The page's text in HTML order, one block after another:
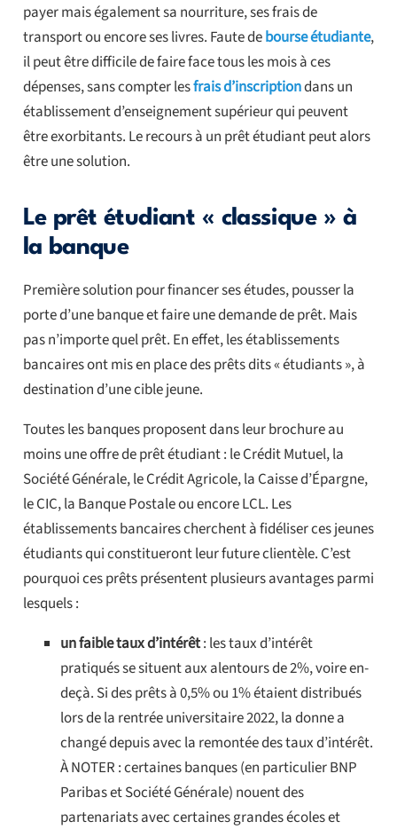
payer mais également sa nourriture, ses frais de
transport ou encore ses livres. Faute debourse étudiante,
il peut être difficile de faire face tous les mois à ces
dépenses, sans compter lesfrais d’inscriptiondans un
établissement d’enseignement supérieur qui peuvent
être exorbitants. Le recours à un prêt étudiant peut alors
être une solution.
Le prêt étudiant « classique » à
la banque
Première solution pour financer ses études, pousser la
porte d’une banque et faire une demande de prêt. Mais
pas n’importe quel prêt. En effet, les établissements
bancaires ont mis en place des prêts dits « étudiants », à
destination d’une cible jeune.
Toutes les banques proposent dans leur brochure au
moins une offre de prêt étudiant : le Crédit Mutuel, la
Société Générale, le Crédit Agricole, la Caisse d’Épargne,
le CIC, la Banque Postale ou encore LCL. Les
établissements bancaires cherchent à fidéliser ces jeunes
étudiants qui constitueront leur future clientèle. C’est
pourquoi ces prêts présentent plusieurs avantages parmi
lesquels :
un faible taux d’intérêt: les taux d’intérêt
pratiqués se situent aux alentours de 2%, voire en-
deçà. Si des prêts à 0,5% ou 1% étaient distribués
lors de la rentrée universitaire 2022, la donne a
changé depuis avec la remontée des taux d’intérêt.
À NOTER : certaines banques (en particulier BNP
Paribas et Société Générale) nouent des
partenariats avec certaines grandes écoles et